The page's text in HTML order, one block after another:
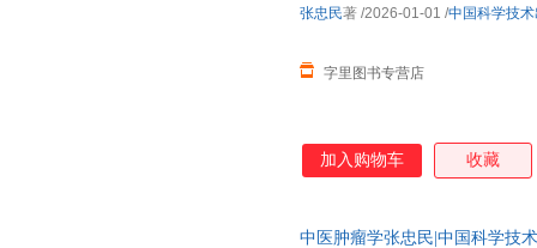
字里图书专营店
张忠民著 /2026-01-01 /中国科学技
加入购物车 收藏
中医肿瘤学张忠民|中国科学技术